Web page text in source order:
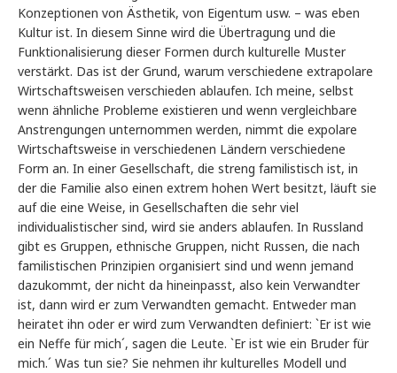
Konzeptionen von Ästhetik, von Eigentum usw. – was eben
Kultur ist. In diesem Sinne wird die Übertragung und die
Funktionalisierung dieser Formen durch kulturelle Muster
verstärkt. Das ist der Grund, warum verschiedene extrapolare
Wirtschaftsweisen verschieden ablaufen. Ich meine, selbst
wenn ähnliche Probleme existieren und wenn vergleichbare
Anstrengungen unternommen werden, nimmt die expolare
Wirtschaftsweise in verschiedenen Ländern verschiedene
Form an. In einer Gesellschaft, die streng familistisch ist, in
der die Familie also einen extrem hohen Wert besitzt, läuft sie
auf die eine Weise, in Gesellschaften die sehr viel
individualistischer sind, wird sie anders ablaufen. In Russland
gibt es Gruppen, ethnische Gruppen, nicht Russen, die nach
familistischen Prinzipien organisiert sind und wenn jemand
dazukommt, der nicht da hineinpasst, also kein Verwandter
ist, dann wird er zum Verwandten gemacht. Entweder man
heiratet ihn oder er wird zum Verwandten definiert: `Er ist wie
ein Neffe für mich´, sagen die Leute. `Er ist wie ein Bruder für
mich.´ Was tun sie? Sie nehmen ihr kulturelles Modell und